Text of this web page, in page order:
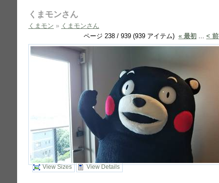
くまモンさん
くまモン » くまモンさん
ページ 238 / 939 (939 アイテム) « 最初 ... <
View Sizes View Details